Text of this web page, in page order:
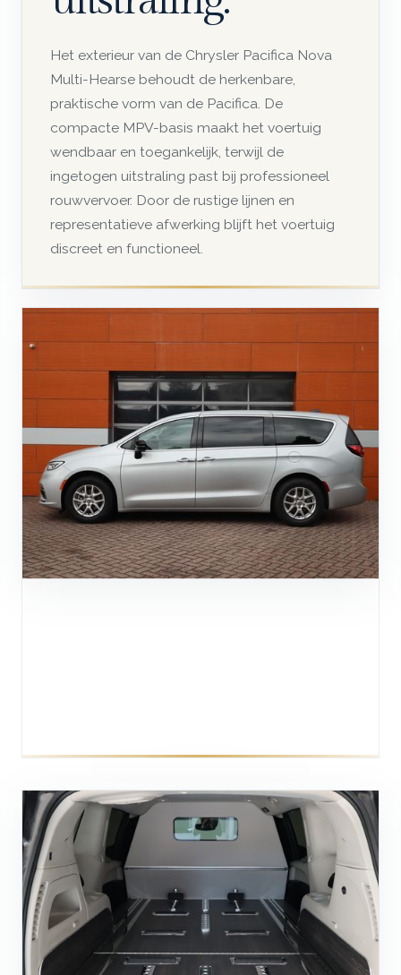
Het exterieur van de Chrysler Pacifica Nova
Multi-Hearse behoudt de herkenbare,
praktische vorm van de Pacifica. De
compacte MPV-basis maakt het voertuig
wendbaar en toegankelijk, terwijl de
ingetogen uitstraling past bij professioneel
rouwvervoer. Door de rustige lijnen en
representatieve afwerking blijft het voertuig
discreet en functioneel.